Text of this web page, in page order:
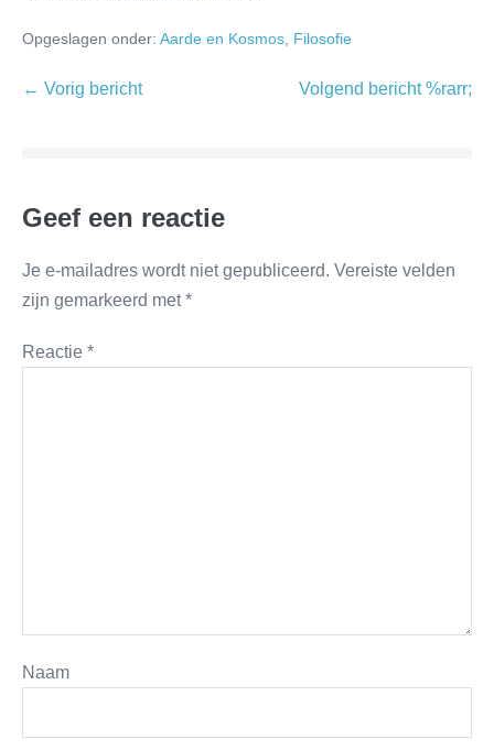
Opgeslagen onder: Aarde en Kosmos Filosofie
← Vorig bericht Volgend bericht %rarr;
Geef een reactie
Je e-mailadres wordt niet gepubliceerd. Vereiste velden
zijn gemarkeerd met*
Reactie *
Naam